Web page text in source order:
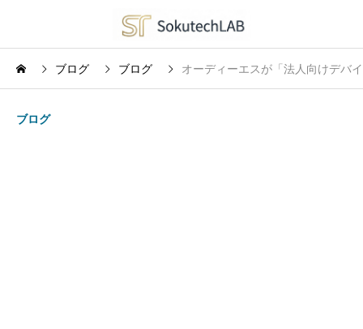
ブログ ブログ オーディーエスが「法人向けデバ
ブログ